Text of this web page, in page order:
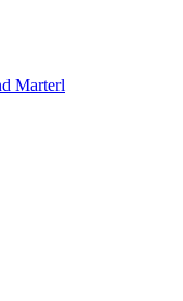
Marterl